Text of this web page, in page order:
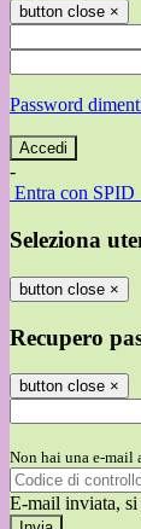
button close ×
Password
-
Entra con SPID
Seleziona
button close ×
Recupero
button close ×
Non hai una e-mail
E-mail inviata, si